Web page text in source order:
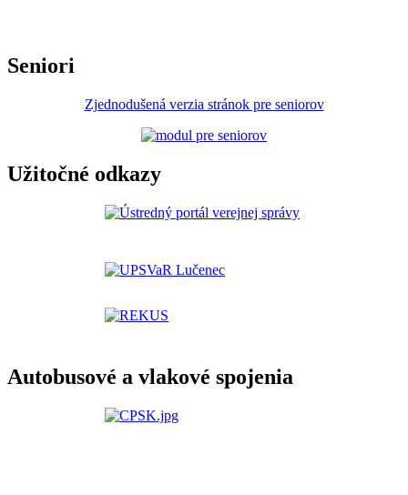
Seniori
Zjednodušená verzia stránok pre seniorov
Užitočné odkazy
Autobusové a vlakové spojenia